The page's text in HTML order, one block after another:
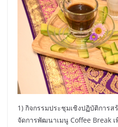
1) กิจกรรมประชุมเชิงปฏิบัติการส
จัดการพัฒนาเมนู Coffee Break